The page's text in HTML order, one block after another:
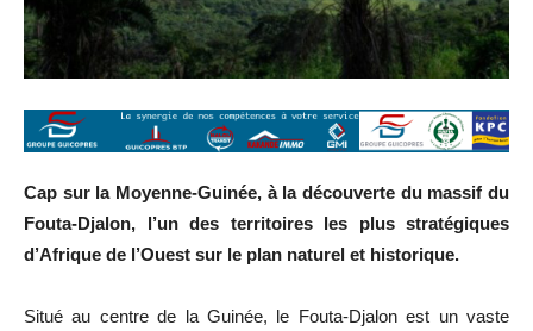
Cap sur la Moyenne-Guinée, à la découverte du massif du
Fouta-Djalon, l’un des territoires les plus stratégiques
d’Afrique de l’Ouest sur le plan naturel et historique.
Situé au centre de la Guinée, le Fouta-Djalon est un vaste